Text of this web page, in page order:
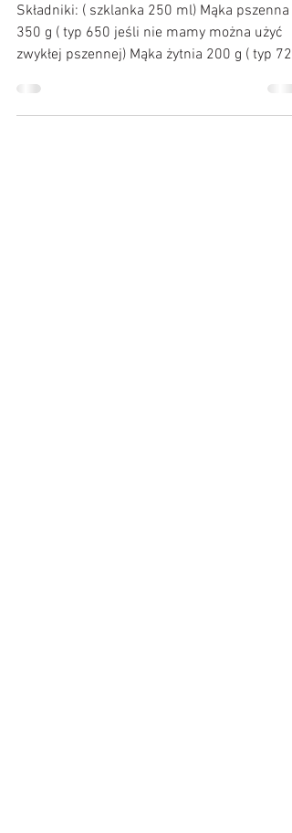
🍞
Składniki: ( szklanka 250 ml) Mąka pszenna
zwykłej pszennej) Mąka żytnia 200 g ( typ 720
) Woda...